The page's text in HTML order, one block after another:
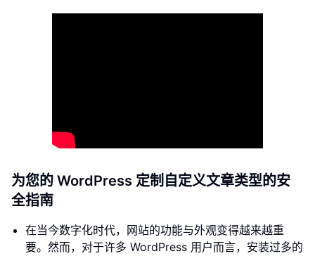
为您的 WordPress 定制自定义文章类型的安
全指南
在当今数字化时代，网站的功能与外观变得越来越重
要。然而，对于许多 WordPress 用户而言，安装过多的